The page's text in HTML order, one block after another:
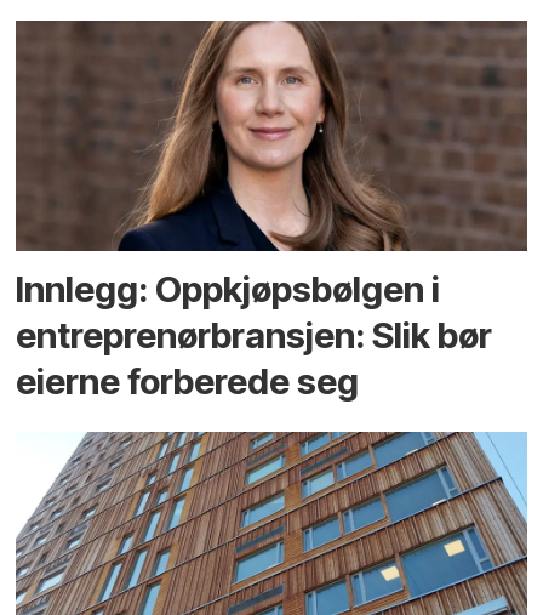
Innlegg: Oppkjøps­bølgen i
entreprenør­bransjen: Slik bør
eierne forberede seg